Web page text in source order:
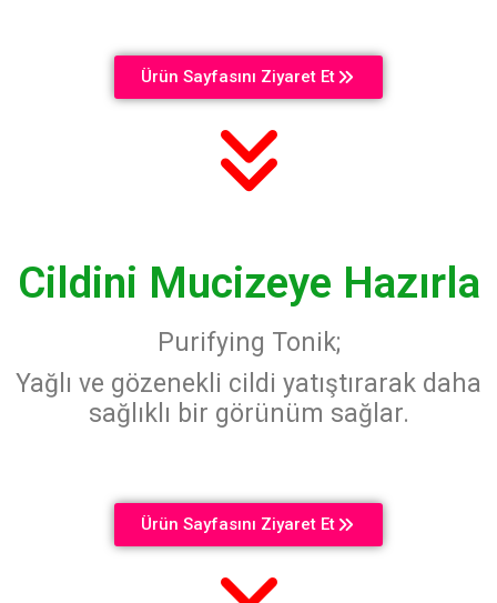
Ürün Sayfasını Ziyaret Et
Cildini Mucizeye Hazırla
Purifying Tonik;
Yağlı ve gözenekli cildi yatıştırarak daha
sağlıklı bir görünüm sağlar.
Ürün Sayfasını Ziyaret Et